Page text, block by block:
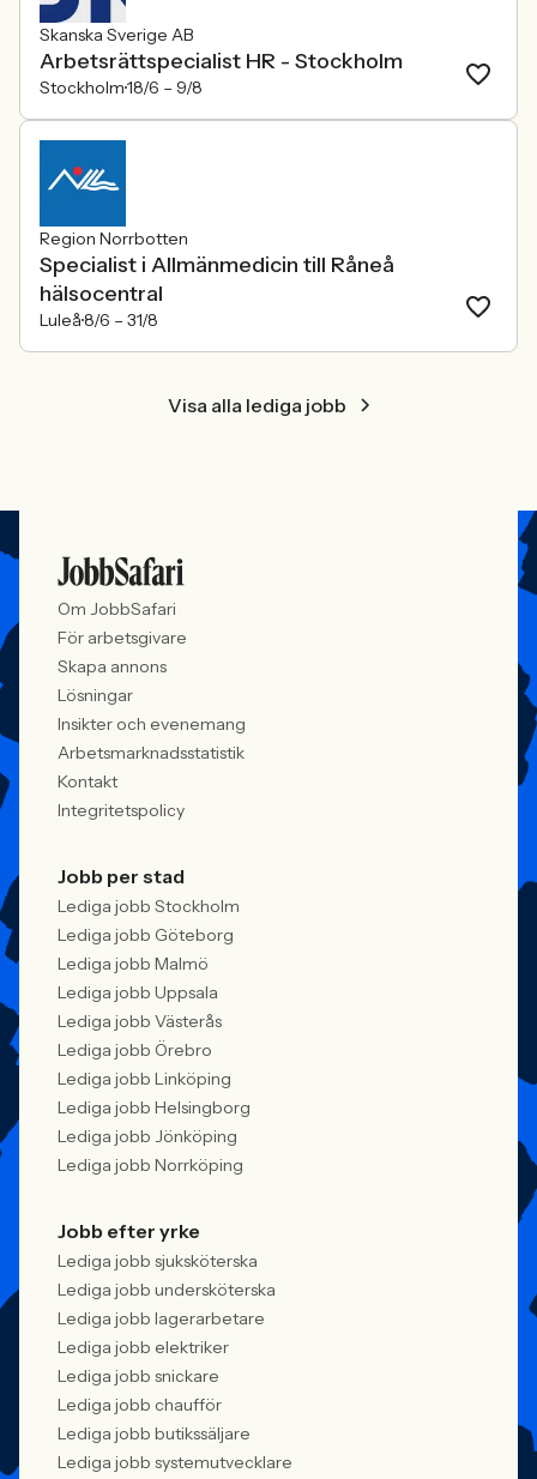
Skanska Sverige AB
Arbetsrättspecialist HR - Stockholm
Stockholm18/6 – 9/8
Region Norrbotten
Specialist i Allmänmedicin till Råneå
hälsocentral
Luleå8/6 – 31/8
Visa alla lediga jobb
Om JobbSafari
För arbetsgivare
Skapa annons
Lösningar
Insikter och evenemang
Arbetsmarknadsstatistik
Kontakt
Integritetspolicy
Jobb per stad
Lediga jobb Stockholm
Lediga jobb Göteborg
Lediga jobb Malmö
Lediga jobb Uppsala
Lediga jobb Västerås
Lediga jobb Örebro
Lediga jobb Linköping
Lediga jobb Helsingborg
Lediga jobb Jönköping
Lediga jobb Norrköping
Jobb efter yrke
Lediga jobb sjuksköterska
Lediga jobb undersköterska
Lediga jobb lagerarbetare
Lediga jobb elektriker
Lediga jobb snickare
Lediga jobb chaufför
Lediga jobb butikssäljare
Lediga jobb systemutvecklare